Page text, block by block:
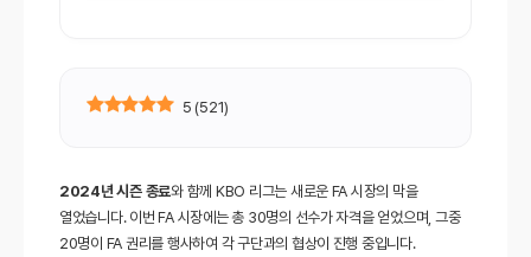
5 (521)
2024년 시즌 종료와 함께 KBO 리그는 새로운 FA 시장의 막을
열었습니다. 이번 FA 시장에는 총 30명의 선수가 자격을 얻었으며, 그중
20명이 FA 권리를 행사하여 각 구단과의 협상이 진행 중입니다.